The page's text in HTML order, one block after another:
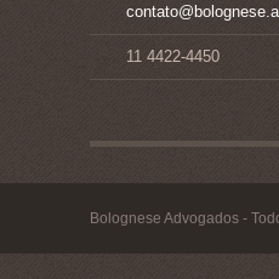
11 4422-4450
Bolognese Advogados -